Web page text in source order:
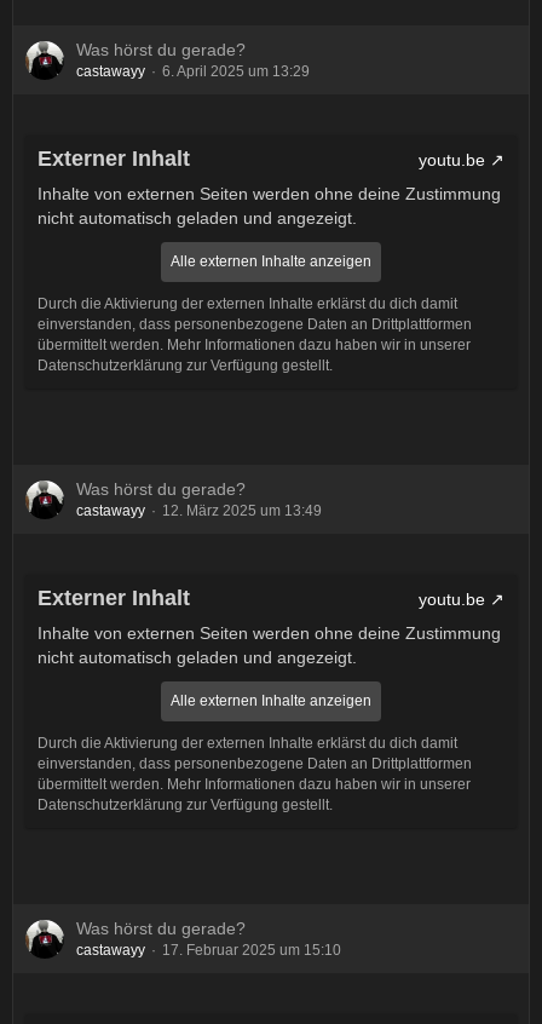
Was hörst du gerade?
castawayy 6. April 2025 um 13:29
Externer Inhalt
youtu.be
Inhalte von externen Seiten werden ohne deine Zustimmung
nicht automatisch geladen und angezeigt.
Alle externen Inhalte anzeigen
Durch die Aktivierung der externen Inhalte erklärst du dich damit
einverstanden, dass personenbezogene Daten an Drittplattformen
übermittelt werden. Mehr Informationen dazu haben wir in unserer
Datenschutzerklärung zur Verfügung gestellt.
Was hörst du gerade?
castawayy 12. März 2025 um 13:49
Externer Inhalt
youtu.be
Inhalte von externen Seiten werden ohne deine Zustimmung
nicht automatisch geladen und angezeigt.
Alle externen Inhalte anzeigen
Durch die Aktivierung der externen Inhalte erklärst du dich damit
einverstanden, dass personenbezogene Daten an Drittplattformen
übermittelt werden. Mehr Informationen dazu haben wir in unserer
Datenschutzerklärung zur Verfügung gestellt.
Was hörst du gerade?
castawayy 17. Februar 2025 um 15:10